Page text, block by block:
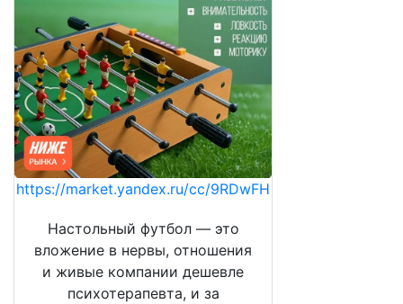
https://market.yandex.ru/cc/9RDwFH
Настольный футбол — это
вложение в нервы, отношения
и живые компании дешевле
психотерапевта, и за